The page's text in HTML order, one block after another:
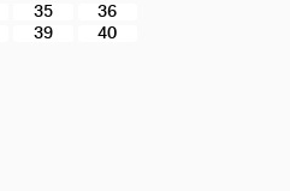
35
36
39 40